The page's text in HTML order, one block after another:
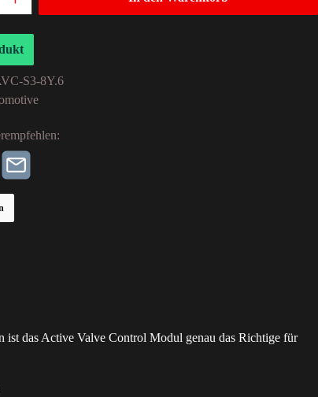
S3-8Y.6
ist das Active Valve Control Modul genau das Richtige für